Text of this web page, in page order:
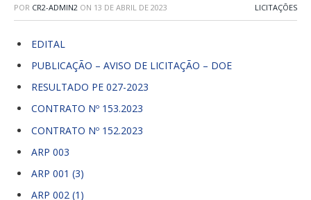
POR CR2-ADMIN2 ON 13 DE ABRIL DE 2023 LICITAÇÕES
EDITAL
PUBLICAÇÃO – AVISO DE LICITAÇÃO – DOE
RESULTADO PE 027-2023
CONTRATO Nº 153.2023
CONTRATO Nº 152.2023
ARP 003
ARP 001 (3)
ARP 002 (1)